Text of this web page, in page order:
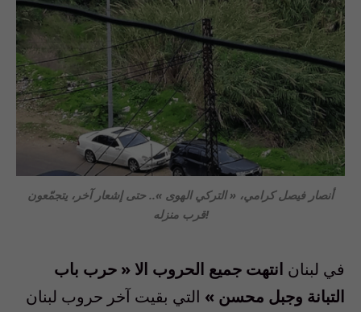
أنصار فيصل كرامي، « التركي الهوى ».. حتى إشعار آخر، يتجمّعون
قرب منزله!
في لبنان انتهت جميع الحروب الا « حرب باب
التبانة وجبل محسن » التي بقيت آخر حروب لبنان